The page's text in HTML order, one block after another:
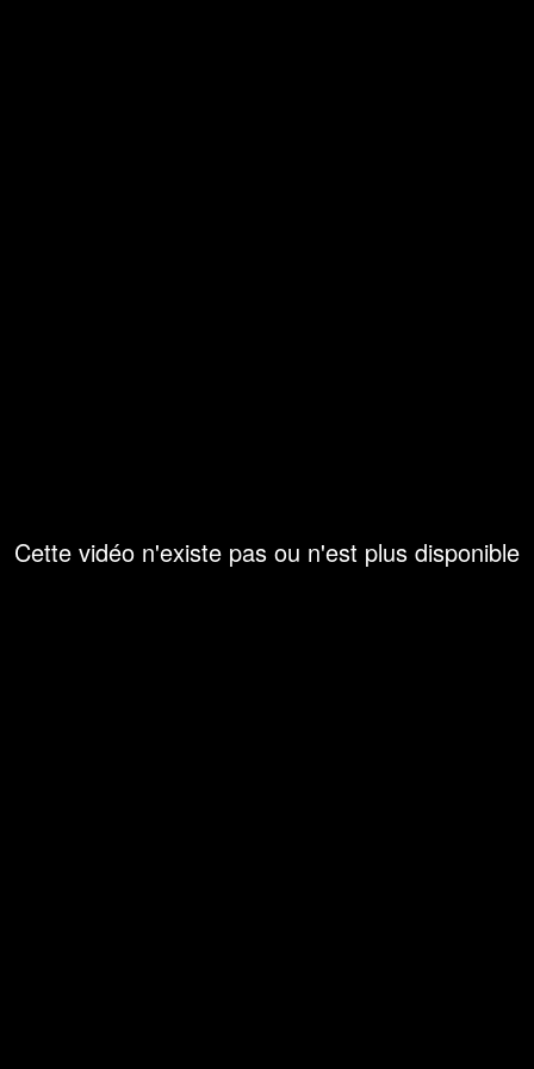
Cette vidéo n'existe pas ou n'est plus disponible